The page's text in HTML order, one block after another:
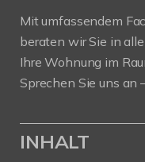
Mit umfassendem
beraten wir Sie in
Ihre Wohnung im
Sprechen Sie uns an
INHALT